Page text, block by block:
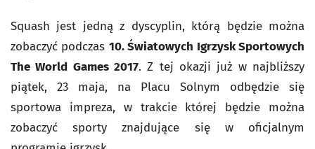
Squash jest jedną z dyscyplin, którą będzie można
zobaczyć podczas 10. Światowych Igrzysk Sportowych
The World Games 2017. Z tej okazji już w najbliższy
piątek, 23 maja, na Placu Solnym odbędzie się
sportowa impreza, w trakcie której będzie można
zobaczyć sporty znajdujące się w oficjalnym